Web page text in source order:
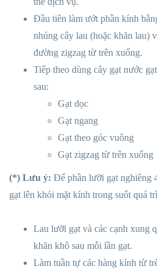
Đầu tiên làm ướt phần kính
nhúng cây lau (hoặc khăn lau)
đường zigzag từ trên xuống.
Tiếp theo dùng cây gạt nước
sau:
Gạt dọc
Gạt ngang
Gạt theo góc vuông
Gạt zigzag từ trên xuống
(*) Lưu ý: Để phần lưỡi gạt nghiêng
gạt lên khỏi mặt kính trong suốt quá
Lau lưỡi gạt và các cạnh xung
khăn khô sau mỗi lần gạt.
Làm tuần tự các hàng kính từ